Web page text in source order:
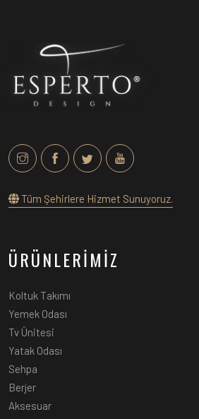
Tüm Şehirlere Hizmet Sunuyoruz.
ÜRÜNLERİMİZ
Koltuk Takımı
Yemek Odası
Tv Ünitesi
Yatak Odası
Sehpa
Berjer
Aksesuar